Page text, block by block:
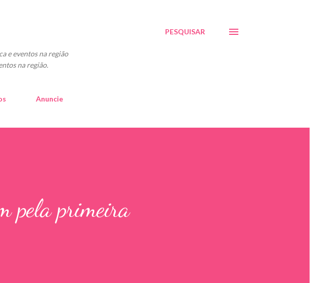
e eventos na região
na região.
PESQUISAR
Anuncie
pela primeira